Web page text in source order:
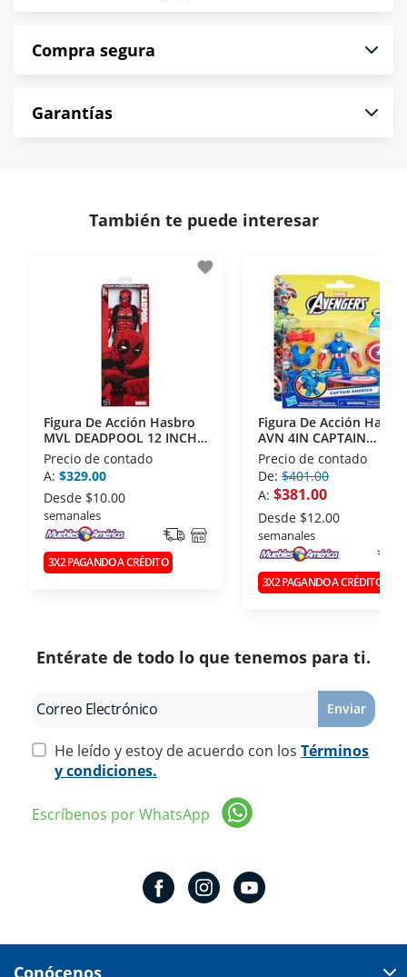
puntualmente. Al finalizar tu compra generas el
*Sujeto a aprobación de crédito conforme a
norma de Muebles América.
Compra segura
compra es segura de principio a fin.
- Certificados de seguridad SSL y Encriptación 3D.
disposiciones legales y Códigos de Ética de la
Asociación Mexicana de Internet (AIMX).
- Nos encontramos en la lista de socios Activos de
la Asociación de Internet.MX.
Garantías
También te puede interesar
favorite
Figura De Acción Hasbro
MVL DEADPOOL 12 INCH
FIGURE
Precio de contado
A: $329.00
Desde $10.00
semanales
3X2 PAGANDO A CRÉDITO
Figura De Acción
AVN 4IN CAPTAIN
AMERICA BATTLE GEAR
Precio de contado
De: $401.00
A: $381.00
Desde $12.00
semanales
3X2 PAGANDO A CRÉDITO
Entérate de todo lo que tenemos para ti.
Enviar
He leído y estoy de acuerdo con los Términos
y condiciones.
Escríbenos por WhatsApp
Conócenos